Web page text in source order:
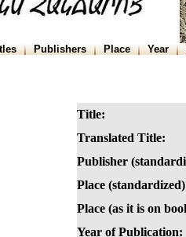
Publishers Place Year
Title:
Translated Title:
Publisher
Place
Place (as it is on
Year of Publication: